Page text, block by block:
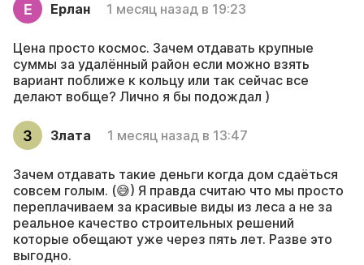
Ерлан 1 месяц назад в 19:23
Цена просто космос. Зачем отдавать крупные
суммы за удалённый район если можно взять
вариант поближе к кольцу или так сейчас все
делают вобще? Лично я бы подождал )
Злата 1 месяц назад в 13:47
Зачем отдавать такие деньги когда дом сдаёться
совсем голым. (😅) Я правда считаю что мы просто
переплачиваем за красивые виды из леса а не за
реальное качество строительных решений
которые обещают уже через пять лет. Разве это
выгодно.